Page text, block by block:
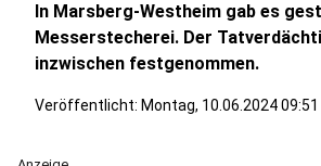
In Marsberg-Westheim gab es
Messerstecherei. Der
inzwischen festgenommen.
Veröffentlicht: Montag, 10.06.2024 09:51